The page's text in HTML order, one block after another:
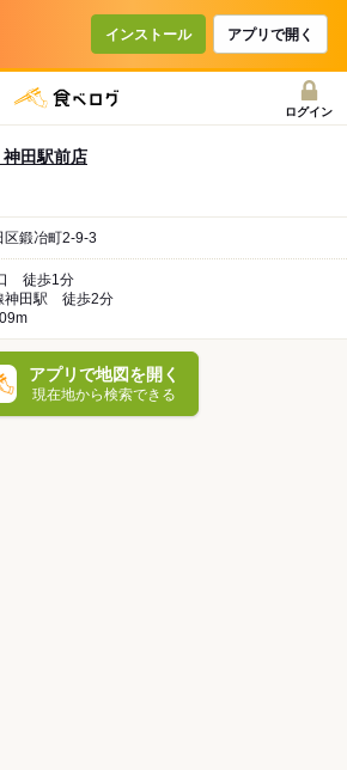
インストール アプリで開く
ログイン
田駅前店
区鍛冶町2-9-3
徒歩1分
神田駅 徒歩2分
アプリで地図を開く
現在地から検索できる